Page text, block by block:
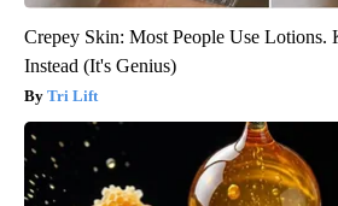
Crepey Skin: Most People Use Lotions.
Instead (It's Genius)
Tri Lift